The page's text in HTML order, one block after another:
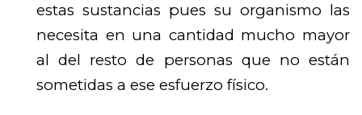
estas sustancias pues su organismo las
necesita en una cantidad mucho mayor
al del resto de personas que no están
sometidas a ese esfuerzo físico.